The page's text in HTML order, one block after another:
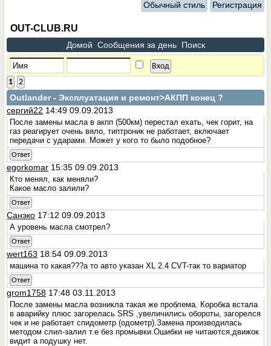
Обычный стиль Регистрация
OUT-CLUB.RU
Домой Сообщения за день Поиск
1 2
Outlander - Эксплуатация и ремонт>АКПП конец ?
сергий22 14:49 09.09.2013
После замены масла в акпп (500км) перестал ехать, чек горит, на
газ реагирует очень вяло, типтроник не работает, включает
передачи с ударами. Может у кого то было подобное?
Ответ
egorkomar 15:35 09.09.2013
Кто менял, как меняли?
Какое масло залили?
Ответ
Санэко 17:12 09.09.2013
А уровень масла смотрел?
Ответ
wert163 18:54 09.09.2013
машина то какая???а то авто указан XL 2.4 CVT-так то вариатор
Ответ
grom1758 17:48 03.11.2013
После замены масла возникла такая же проблема. Коробка встала
в аварийку плюс загорелась SRS ,увеличились обороты, загорелся
чек и не работает спидометр (одометр).Замена производилась
методом слил-залил т.е без промывки.Ошибки не читаются,движок
видит а подушку нет.